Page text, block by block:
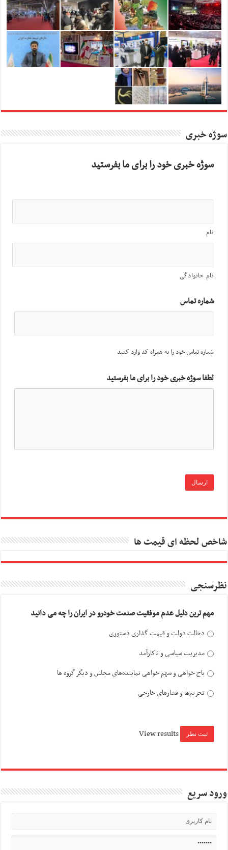
سوژه خبری
سوژه خبری خود را برای ما بفرستید
نام
نام خانوادگی
شماره تماس
شماره تماس خود را به همراه کد وارد کنید
لطفا سوژه خبری خود را برای ما بفرستید
شاخص لحظه ای قیمت ها
نظرسنجی
مهم ترین دلیل عدم موفقیت صنعت خودرو در ایران را چه می دانید
دخالت دولت و قیمت گذاری دستوری
مدیریت سیاسی و ناکارآمد
باج خواهی و سهم خواهی نماینده‌های مجلس و دیگر گروه ها
تحریم‌ها و فشارهای خارجی
View results
ورود سریع